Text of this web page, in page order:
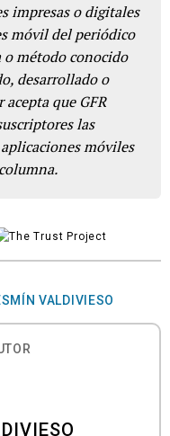
impresas o digitales
móvil del periódico
método conocido
desarrollado o
que GFR
las
móviles
VALDIVIESO